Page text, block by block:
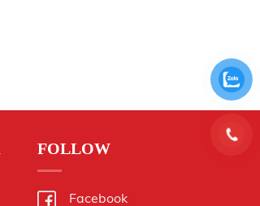
FOLLOW
Facebook